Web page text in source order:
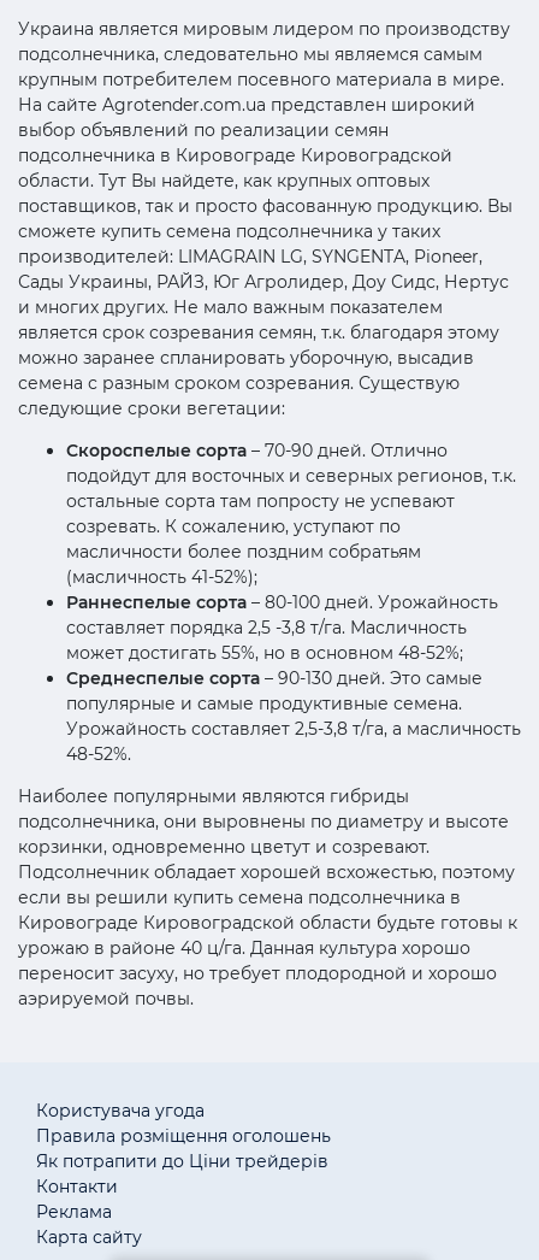
Украина является мировым лидером по производству
подсолнечника, следовательно мы являемся самым
крупным потребителем посевного материала в мире.
На сайте Agrotender.com.ua представлен широкий
выбор объявлений по реализации семян
подсолнечника в Кировограде Кировоградской
области. Тут Вы найдете, как крупных оптовых
поставщиков, так и просто фасованную продукцию. Вы
сможете купить семена подсолнечника у таких
производителей: LIMAGRAIN LG, SYNGENTA, Pioneer,
Сады Украины, РАЙЗ, Юг Агролидер, Доу Сидс, Нертус
и многих других. Не мало важным показателем
является срок созревания семян, т.к. благодаря этому
можно заранее спланировать уборочную, высадив
семена с разным сроком созревания. Существую
следующие сроки вегетации:
Скороспелые сорта – 70-90 дней. Отлично
подойдут для восточных и северных регионов, т.к.
остальные сорта там попросту не успевают
созревать. К сожалению, уступают по
масличности более поздним собратьям
(масличность 41-52%);
Раннеспелые сорта – 80-100 дней. Урожайность
составляет порядка 2,5 -3,8 т/га. Масличность
может достигать 55%, но в основном 48-52%;
Среднеспелые сорта – 90-130 дней. Это самые
популярные и самые продуктивные семена.
Урожайность составляет 2,5-3,8 т/га, а масличность
48-52%.
Наиболее популярными являются гибриды
подсолнечника, они выровнены по диаметру и высоте
корзинки, одновременно цветут и созревают.
Подсолнечник обладает хорошей всхожестью, поэтому
если вы решили купить семена подсолнечника в
Кировограде Кировоградской области будьте готовы к
урожаю в районе 40 ц/га. Данная культура хорошо
переносит засуху, но требует плодородной и хорошо
аэрируемой почвы.
Користувача угода
Правила розміщення оголошень
Як потрапити до Ціни трейдерів
Контакти
Реклама
Карта сайту